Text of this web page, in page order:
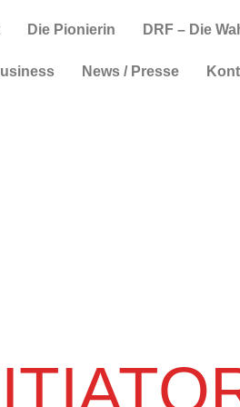
Die Pionierin DRF – Die
News / Presse